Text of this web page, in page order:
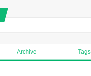
Archive Tags